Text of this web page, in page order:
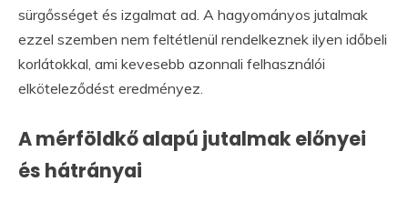
sürgősséget és izgalmat ad. A hagyományos jutalmak
ezzel szemben nem feltétlenül rendelkeznek ilyen időbeli
korlátokkal, ami kevesebb azonnali felhasználói
elköteleződést eredményez.
A mérföldkő alapú jutalmak előnyei
és hátrányai